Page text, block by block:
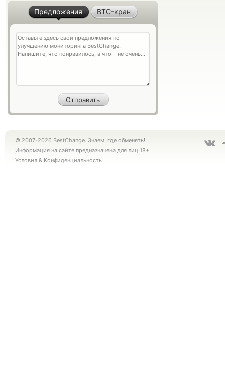
Предложения BTC-кран
© 2007-2026 BestChange. Знаем, где обменять!
Информация на сайте предназначена для лиц 18+
Условия & Конфиденциальность